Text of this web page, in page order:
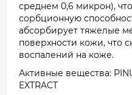
среднем 0,6 микрон),
сорбционную
абсорбирует тяжелые
поверхности кожи, что
воспалений на коже.
Активные вещества:
EXTRACT